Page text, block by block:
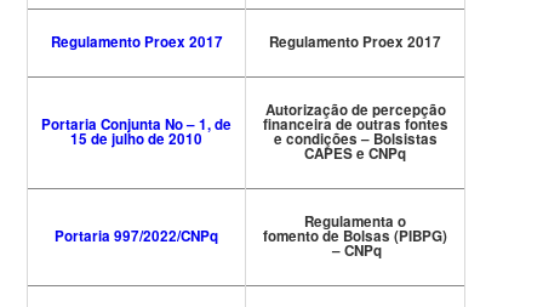
Regulamento Proex 2017 Regulamento Proex 2017
Portaria Conjunta No – 1, de
15 de julho de 2010
Autorização de percepção
financeira de outras fontes
e condições – Bolsistas
CAPES e CNPq
Portaria 997/2022/CNPq
Regulamenta o
fomento de Bolsas (PIBPG)
– CNPq